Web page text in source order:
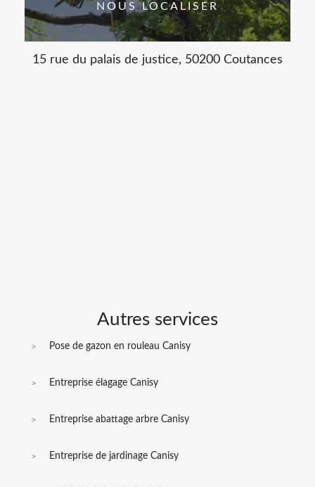
NOUS LOCALISER
15 rue du palais de justice, 50200 Coutances
Autres services
Pose de gazon en rouleau Canisy
Entreprise élagage Canisy
Entreprise abattage arbre Canisy
Entreprise de jardinage Canisy